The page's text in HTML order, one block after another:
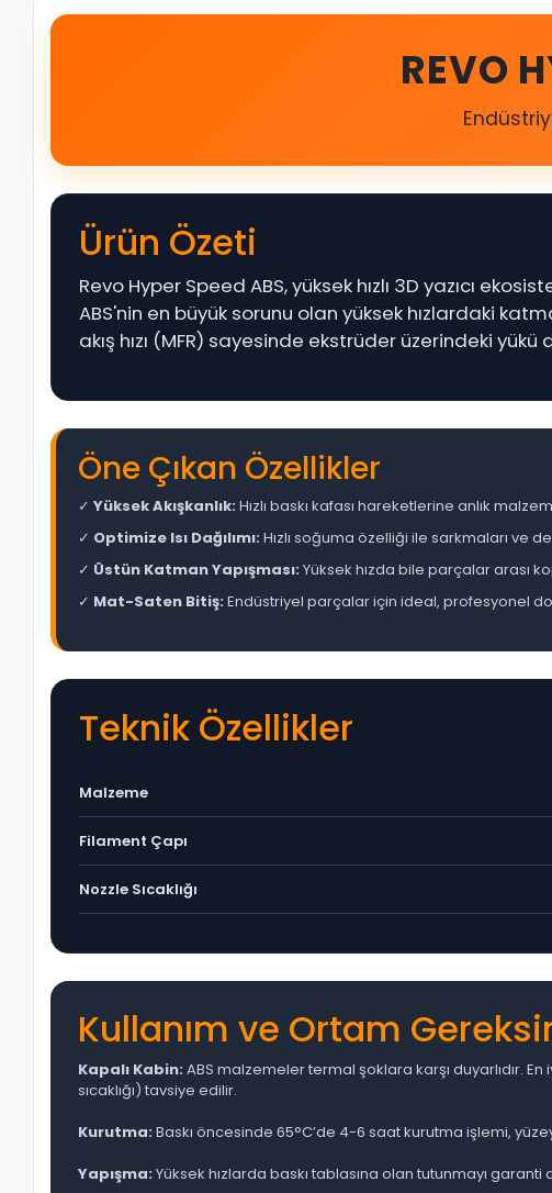
REVO
Ürün Özeti
Revo Hyper Speed ABS, yüksek hızlı 3D yazıcı
ABS'nin en büyük sorunu olan yüksek hızlardaki
akış hızı (MFR) sayesinde ekstrüder üzerindeki
Öne Çıkan Özellikler
✓Yüksek Akışkanlık: Hızlı baskı kafası hareketlerine anlık
✓ Optimize Isı Dağılımı: Hızlı soğuma özelliği ile sarkmaları ve
✓ Üstün Katman Yapışması: Yüksek hızda bile parçalar arası
✓ Mat-Saten Bitiş: Endüstriyel parçalar için ideal, profesyonel
Teknik Özellikler
Malzeme
Filament Çapı
Nozzle Sıcaklığı
Kullanım ve Ortam
Kapalı Kabin: ABS malzemeler termal şoklara karşı duyarlıdır.
sıcaklığı) tavsiye edilir.
Kurutma: Baskı öncesinde 65°C’de 4-6 saat kurutma işlemi,
Yapışma: Yüksek hızlarda baskı tablasına olan tutunmayı garanti